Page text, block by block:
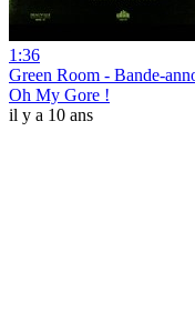
1:36
Green Room - Bande-
Oh My Gore !
il y a 10 ans